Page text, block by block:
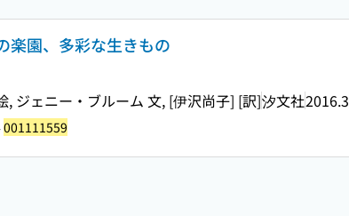
楽園、多彩な生きもの
ジェニー・ブルーム 文, [伊沢尚子] [訳]汐文社2016.3
001111559